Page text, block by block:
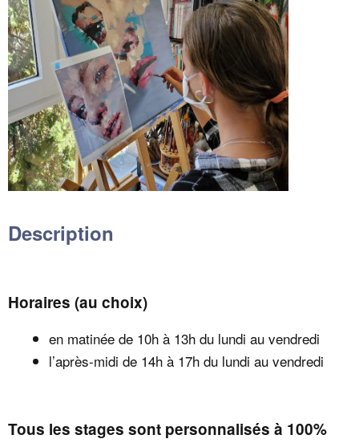
Description
Horaires (au choix)
en matinée de 10h à 13h du lundi au vendredi
l’après-midi de 14h à 17h du lundi au vendredi
Tous les stages sont personnalisés à 100%